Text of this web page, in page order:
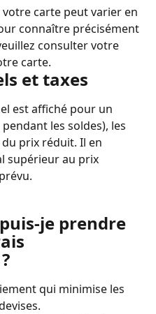
carte peut varier en
connaître précisément
consulter votre
carte.
et taxes
est affiché pour un
les soldes), les
prix réduit. Il en
supérieur au prix
je prendre
qui minimise les